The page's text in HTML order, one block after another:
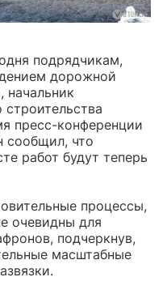
подрядчикам,
дорожной
начальник
строительства
пресс-конференции
сообщил, что
работ будут теперь
процессы,
очевидны для
подчеркнув,
масштабные